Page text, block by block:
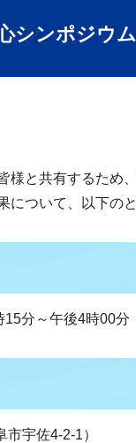
シンポジウ
様と共有するため
ついて、以下の
分～午後4時00分
宇佐4-2-1）